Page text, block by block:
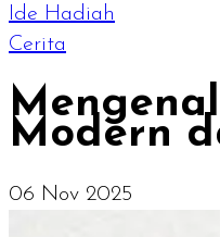
Ide Hadiah
Cerita
Modern
06 Nov 2025